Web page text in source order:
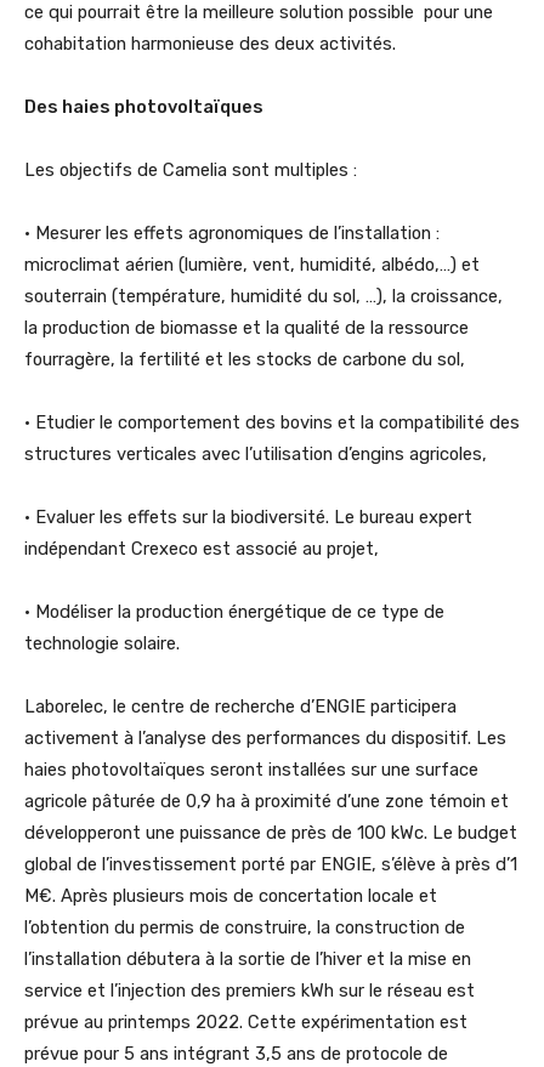
ce qui pourrait être la meilleure solution possible pour une
cohabitation harmonieuse des deux activités.
Des haies photovoltaïques
Les objectifs de Camelia sont multiples :
• Mesurer les effets agronomiques de l’installation :
microclimat aérien (lumière, vent, humidité, albédo,…) et
souterrain (température, humidité du sol, …), la croissance,
la production de biomasse et la qualité de la ressource
fourragère, la fertilité et les stocks de carbone du sol,
• Etudier le comportement des bovins et la compatibilité des
structures verticales avec l’utilisation d’engins agricoles,
• Evaluer les effets sur la biodiversité. Le bureau expert
indépendant Crexeco est associé au projet,
• Modéliser la production énergétique de ce type de
technologie solaire.
Laborelec, le centre de recherche d’ENGIE participera
activement à l’analyse des performances du dispositif. Les
haies photovoltaïques seront installées sur une surface
agricole pâturée de 0,9 ha à proximité d’une zone témoin et
développeront une puissance de près de 100 kWc. Le budget
global de l’investissement porté par ENGIE, s’élève à près d’1
M€. Après plusieurs mois de concertation locale et
l’obtention du permis de construire, la construction de
l’installation débutera à la sortie de l’hiver et la mise en
service et l’injection des premiers kWh sur le réseau est
prévue au printemps 2022. Cette expérimentation est
prévue pour 5 ans intégrant 3,5 ans de protocole de